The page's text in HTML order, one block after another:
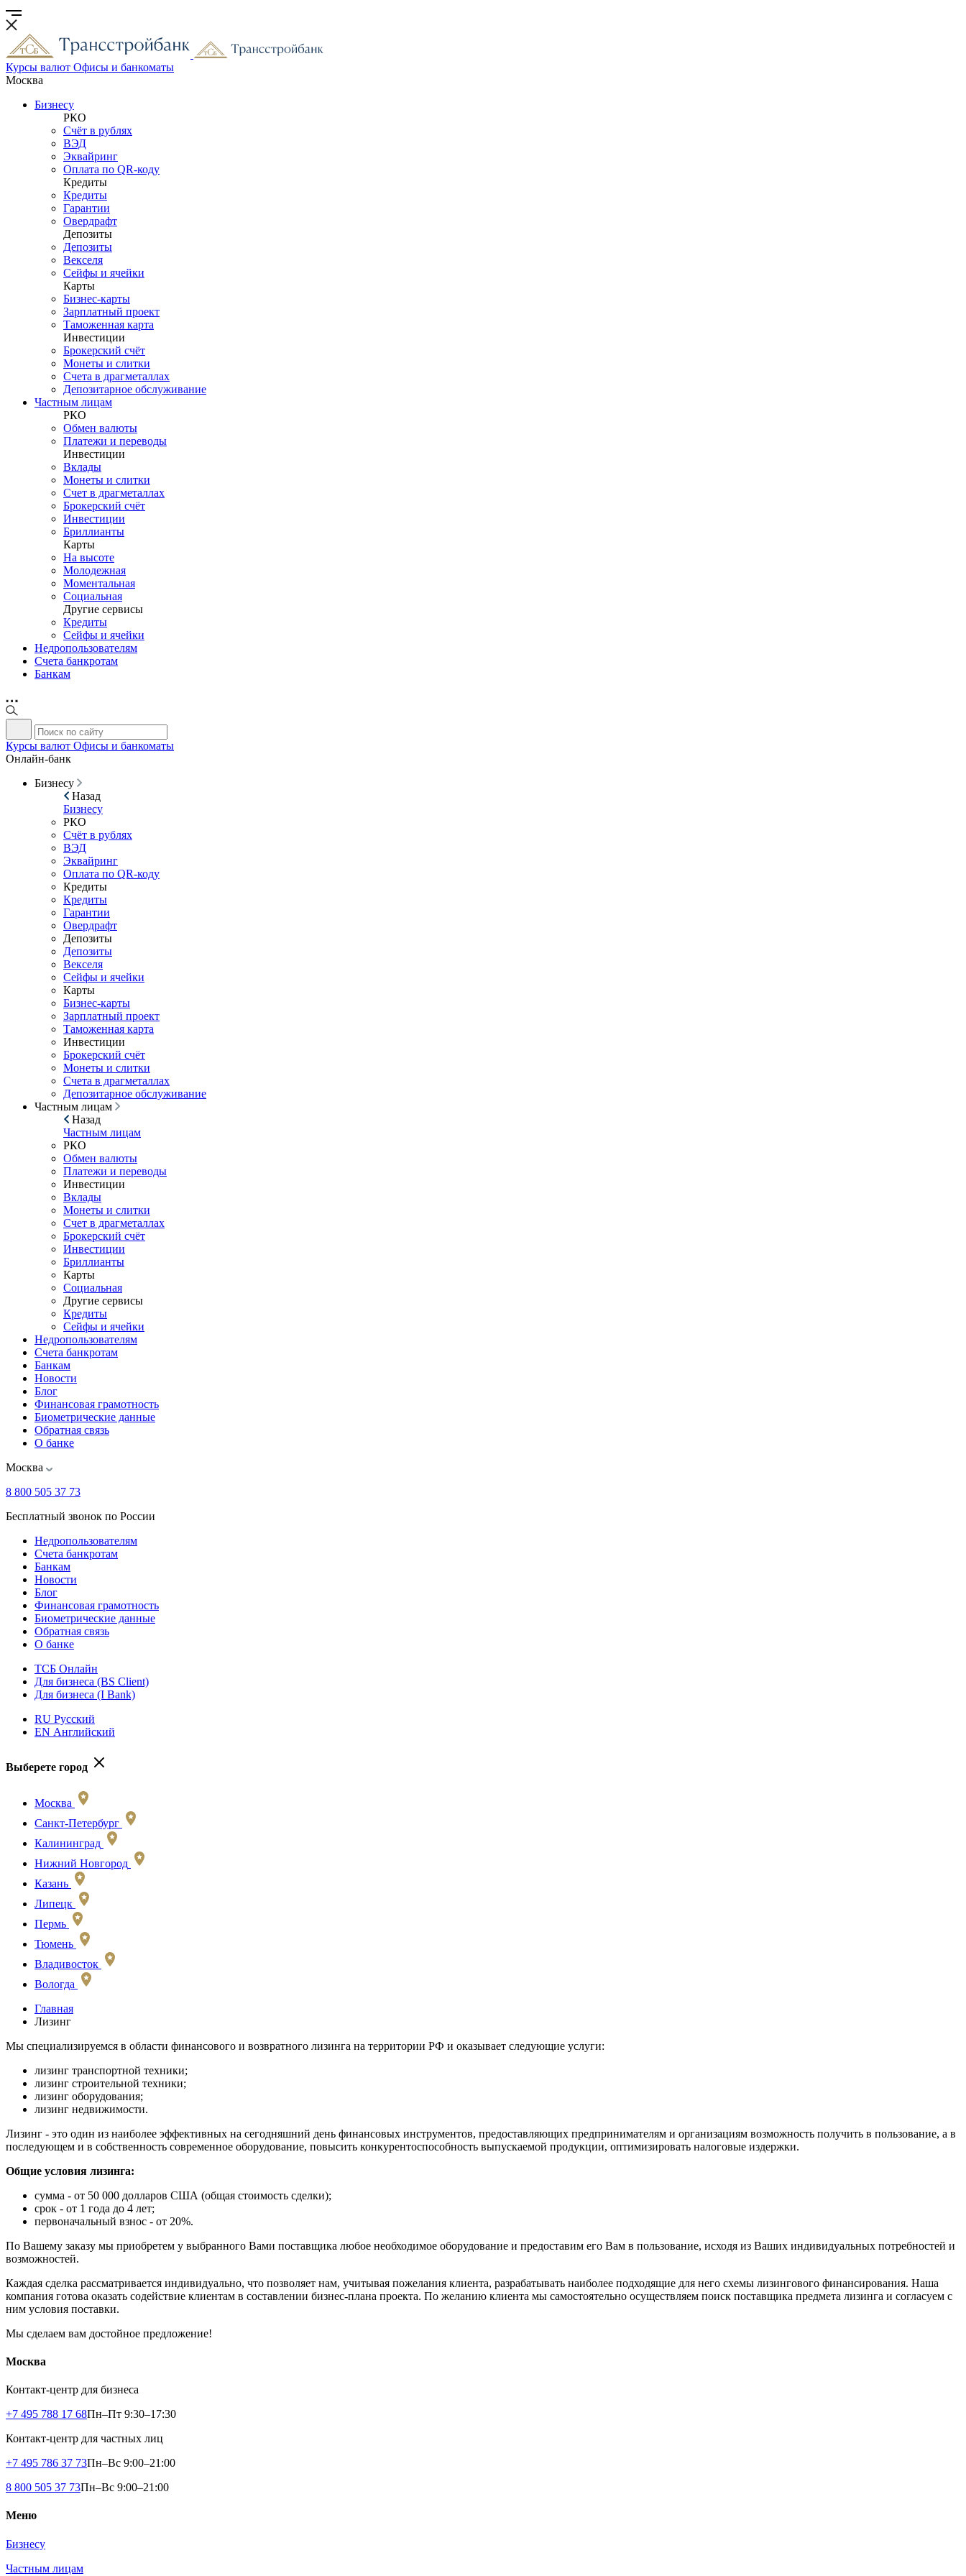
Курсы валют Офисы и банкоматы
Москва
Бизнесу
РКО
Счёт в рублях
ВЭД
Эквайринг
Оплата по QR-коду
Кредиты
Кредиты
Гарантии
Овердрафт
Депозиты
Депозиты
Векселя
Сейфы и ячейки
Карты
Бизнес-карты
Зарплатный проект
Таможенная карта
Инвестиции
Брокерский счёт
Монеты и слитки
Счета в драгметаллах
Депозитарное обслуживание
Частным лицам
РКО
Обмен валюты
Платежи и переводы
Инвестиции
Вклады
Монеты и слитки
Счет в драгметаллах
Брокерский счёт
Инвестиции
Бриллианты
Карты
На высоте
Молодежная
Моментальная
Социальная
Другие сервисы
Кредиты
Сейфы и ячейки
Недропользователям
Счета банкротам
Банкам
Курсы валют Офисы и банкоматы
Онлайн-банк
Бизнесу
Назад
Бизнесу
РКО
Счёт в рублях
ВЭД
Эквайринг
Оплата по QR-коду
Кредиты
Кредиты
Гарантии
Овердрафт
Депозиты
Депозиты
Векселя
Сейфы и ячейки
Карты
Бизнес-карты
Зарплатный проект
Таможенная карта
Инвестиции
Брокерский счёт
Монеты и слитки
Счета в драгметаллах
Депозитарное обслуживание
Частным лицам
Назад
Частным лицам
РКО
Обмен валюты
Платежи и переводы
Инвестиции
Вклады
Монеты и слитки
Счет в драгметаллах
Брокерский счёт
Инвестиции
Бриллианты
Карты
Социальная
Другие сервисы
Кредиты
Сейфы и ячейки
Недропользователям
Счета банкротам
Банкам
Новости
Блог
Финансовая грамотность
Биометрические данные
Обратная связь
О банке
Москва
8 800 505 37 73
Бесплатный звонок по России
Недропользователям
Счета банкротам
Банкам
Новости
Блог
Финансовая грамотность
Биометрические данные
Обратная связь
О банке
ТСБ Онлайн
Для бизнеса (BS Client)
Для бизнеса (I Bank)
RU Русский
EN Английский
Выберете город
Москва
Санкт-Петербург
Калининград
Нижний Новгород
Казань
Липецк
Пермь
Тюмень
Владивосток
Вологда
Главная
Лизинг
Мы специализируемся в области финансового и возвратного лизинга на территории РФ и оказывает следующие услуги:
лизинг транспортной техники;
лизинг строительной техники;
лизинг оборудования;
лизинг недвижимости.
Лизинг - это один из наиболее эффективных на сегодняшний день финансовых инструментов, предоставляющих предпринимателям и организациям возможность получить в пользование, а в
последующем и в собственность современное оборудование, повысить конкурентоспособность выпускаемой продукции, оптимизировать налоговые издержки.
Общие условия лизинга:
сумма - от 50 000 долларов США (общая стоимость сделки);
срок - от 1 года до 4 лет;
первоначальный взнос - от 20%.
По Вашему заказу мы приобретем у выбранного Вами поставщика любое необходимое оборудование и предоставим его Вам в пользование, исходя из Ваших индивидуальных потребностей и
возможностей.
Каждая сделка рассматривается индивидуально, что позволяет нам, учитывая пожелания клиента, разрабатывать наиболее подходящие для него схемы лизингового финансирования. Наша
компания готова оказать содействие клиентам в составлении бизнес-плана проекта. По желанию клиента мы самостоятельно осуществляем поиск поставщика предмета лизинга и согласуем с
ним условия поставки.
Мы сделаем вам достойное предложение!
Москва
Контакт-центр для бизнеса
+7 495 788 17 68Пн–Пт 9:30–17:30
Контакт-центр для частных лиц
+7 495 786 37 73Пн–Вс 9:00–21:00
8 800 505 37 73Пн–Вс 9:00–21:00
Меню
Бизнесу
Частным лицам